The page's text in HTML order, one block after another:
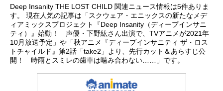
てください。更新：10月1日更新202
1秋アニメ一覧『異世界食堂２』『
Deep Insanity THE LOST CHILD 関連ニュース情報は5件ありま
す。 現在人気の記事は「スクウェア・エニックスの新たなメデ
ィアミックスプロジェクト『Deep Insanity（ディープインサニ
ティ）』始動！ 声優・下野紘さん出演で、TVアニメが2021年
10月放送予定」や「秋アニメ『ディープインサニティ ザ・ロス
トチャイルド』第2話「take2」より、先行カット＆あらすじ公
開！ 時雨とスミレの歯車は噛み合わない……」です。